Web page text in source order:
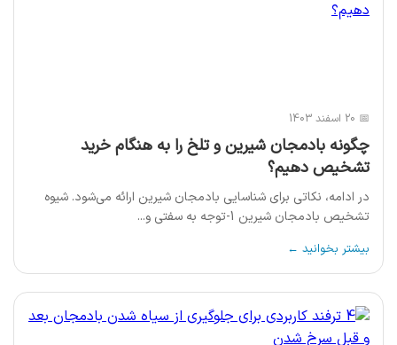
📅 20 اسفند 1403
چگونه بادمجان شیرین و تلخ را به هنگام خرید
تشخیص دهیم؟
در ادامه، نکاتی برای شناسایی بادمجان شیرین ارائه می‌شود. شیوه
تشخیص بادمجان شیرین 1-توجه به سفتی و...
بیشتر بخوانید ←